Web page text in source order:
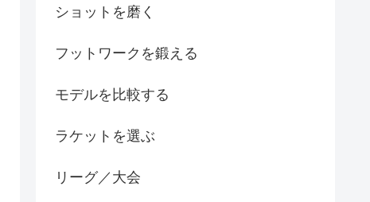
ショットを磨く
フットワークを鍛える
モデルを比較する
ラケットを選ぶ
リーグ／大会